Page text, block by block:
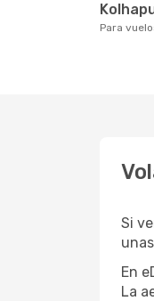
Para
Si
En
La